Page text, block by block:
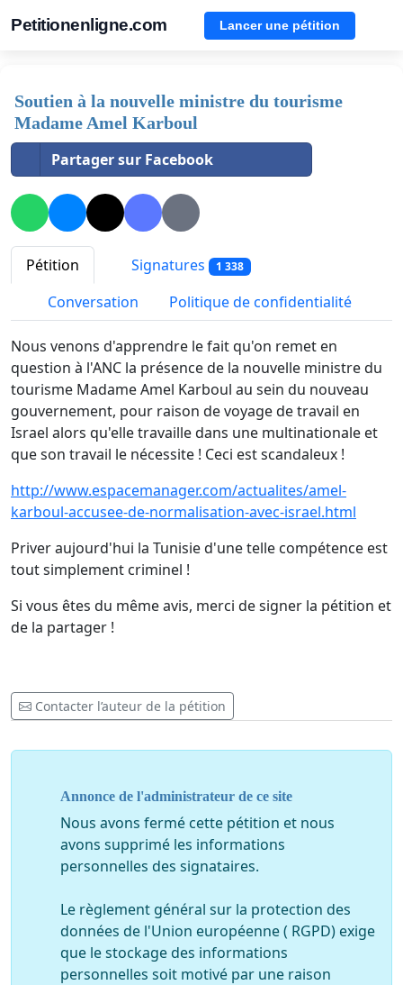
Petitionenligne.com Lancer une pétition
Soutien à la nouvelle ministre du tourisme
Madame Amel Karboul
Partager sur Facebook
Pétition Signatures 1 338
Conversation Politique de confidentialité
Nous venons d'apprendre le fait qu'on remet en
question à l'ANC la présence de la nouvelle ministre du
tourisme Madame Amel Karboul au sein du nouveau
gouvernement, pour raison de voyage de travail en
Israel alors qu'elle travaille dans une multinationale et
que son travail le nécessite ! Ceci est scandaleux !
http://www.espacemanager.com/actualites/amel-
karboul-accusee-de-normalisation-avec-israel.html
Priver aujourd'hui la Tunisie d'une telle compétence est
tout simplement criminel !
Si vous êtes du même avis, merci de signer la pétition et
de la partager !
Contacter l’auteur de la pétition
Annonce de l'administrateur de ce site
Nous avons fermé cette pétition et nous
avons supprimé les informations
personnelles des signataires.
Le règlement général sur la protection des
données de l'Union européenne ( RGPD) exige
que le stockage des informations
personnelles soit motivé par une raison